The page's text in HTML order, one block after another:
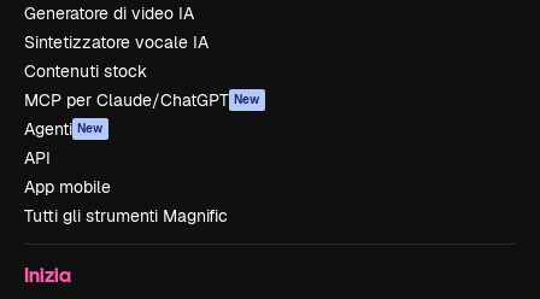
Generatore di video IA
Sintetizzatore vocale IA
Contenuti stock
MCP per Claude/ChatGPT New
Agenti New
API
App mobile
Tutti gli strumenti Magnific
Inizia